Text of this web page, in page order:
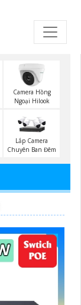
Camera Hồng
Ngoại Hilook
Lắp Camera
Chuyên Ban Đêm